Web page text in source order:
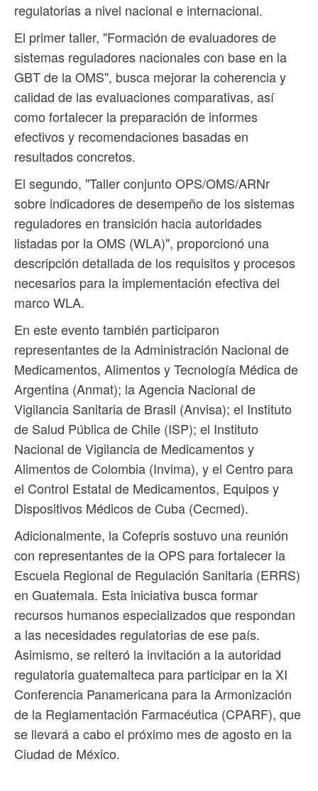
regulatorias a nivel nacional e internacional.
El primer taller, "Formación de evaluadores de
sistemas reguladores nacionales con base en la
GBT de la OMS", busca mejorar la coherencia y
calidad de las evaluaciones comparativas, así
como fortalecer la preparación de informes
efectivos y recomendaciones basadas en
resultados concretos.
El segundo, "Taller conjunto OPS/OMS/ARNr
sobre indicadores de desempeño de los sistemas
reguladores en transición hacia autoridades
listadas por la OMS (WLA)", proporcionó una
descripción detallada de los requisitos y procesos
necesarios para la implementación efectiva del
marco WLA.
En este evento también participaron
representantes de la Administración Nacional de
Medicamentos, Alimentos y Tecnología Médica de
Argentina (Anmat); la Agencia Nacional de
Vigilancia Sanitaria de Brasil (Anvisa); el Instituto
de Salud Pública de Chile (ISP); el Instituto
Nacional de Vigilancia de Medicamentos y
Alimentos de Colombia (Invima), y el Centro para
el Control Estatal de Medicamentos, Equipos y
Dispositivos Médicos de Cuba (Cecmed).
Adicionalmente, la Cofepris sostuvo una reunión
con representantes de la OPS para fortalecer la
Escuela Regional de Regulación Sanitaria (ERRS)
en Guatemala. Esta iniciativa busca formar
recursos humanos especializados que respondan
a las necesidades regulatorias de ese país.
Asimismo, se reiteró la invitación a la autoridad
regulatoria guatemalteca para participar en la XI
Conferencia Panamericana para la Armonización
de la Reglamentación Farmacéutica (CPARF), que
se llevará a cabo el próximo mes de agosto en la
Ciudad de México.